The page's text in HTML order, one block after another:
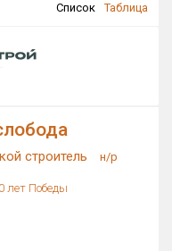
Список Таблица
строитель н/р
лет Победы